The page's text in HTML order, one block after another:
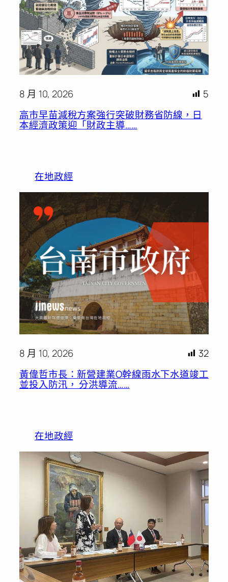
8 月 10, 2026
5
高市早苗減稅方案強行突破財務省防線，日
本經濟政策迎「財政主導……
在地政經
8 月 10, 2026
32
黃偉哲市長：新營建業O幹線雨水下水道竣工
並投入防汛， 分洪導流……
在地政經